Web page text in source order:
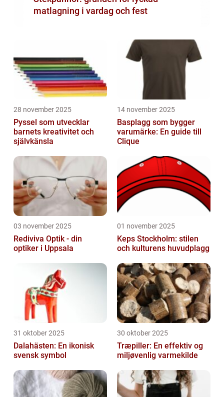
matlagning i vardag och fest
28 november 2025
Pyssel som utvecklar
barnets kreativitet och
självkänsla
14 november 2025
Basplagg som bygger
varumärke: En guide till
Clique
03 november 2025
Rediviva Optik - din
optiker i Uppsala
01 november 2025
Keps Stockholm: stilen
och kulturens huvudplagg
31 oktober 2025
Dalahästen: En ikonisk
svensk symbol
30 oktober 2025
Træpiller: En effektiv og
miljøvenlig varmekilde